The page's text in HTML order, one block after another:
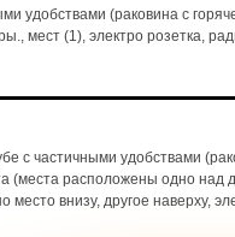
удобствами (раковина с
мест (1), электро розетка,
с частичными удобствами
(места расположены одно над
внизу, другое наверху,